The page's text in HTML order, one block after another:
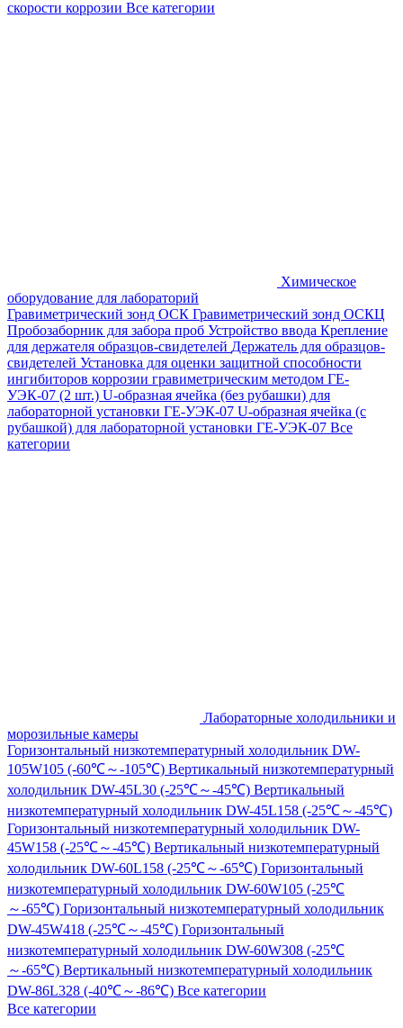
скорости коррозии Все категории
Химическое
оборудование для лабораторий
Гравиметрический зонд ОСК Гравиметрический зонд ОСКЦ
Пробозаборник для забора проб Устройство ввода Крепление
для держателя образцов-свидетелей Держатель для образцов-
свидетелей Установка для оценки защитной способности
ингибиторов коррозии гравиметрическим методом ГЕ-
УЭК-07 (2 шт.) U-образная ячейка (без рубашки) для
лабораторной установки ГЕ-УЭК-07 U-образная ячейка (с
рубашкой) для лабораторной установки ГЕ-УЭК-07 Все
категории
Лабораторные холодильники и
морозильные камеры
Горизонтальный низкотемпературный холодильник DW-
105W105 (-60℃～-105℃) Вертикальный низкотемпературный
холодильник DW-45L30 (-25℃～-45℃) Вертикальный
низкотемпературный холодильник DW-45L158 (-25℃～-45℃)
Горизонтальный низкотемпературный холодильник DW-
45W158 (-25℃～-45℃) Вертикальный низкотемпературный
холодильник DW-60L158 (-25℃～-65℃) Горизонтальный
низкотемпературный холодильник DW-60W105 (-25℃
～-65℃) Горизонтальный низкотемпературный холодильник
DW-45W418 (-25℃～-45℃) Горизонтальный
низкотемпературный холодильник DW-60W308 (-25℃
～-65℃) Вертикальный низкотемпературный холодильник
DW-86L328 (-40℃～-86℃) Все категории
Все категории